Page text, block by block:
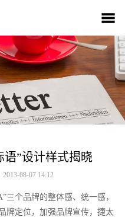
CSR 人材招聘
语”设计样式揭晓
08-07 14:12
三个品牌的整体感、统一感，
牌定位，加强品牌宣传，捷太